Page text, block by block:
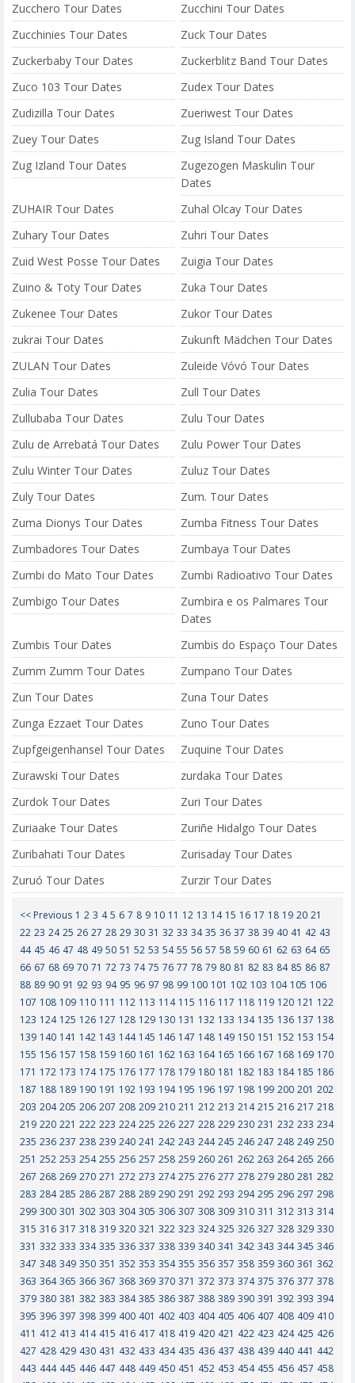
Zucchero Tour Dates
Zucchini Tour Dates
Zucchinies Tour Dates
Zuck Tour Dates
Zuckerbaby Tour Dates
Zuckerblitz Band Tour Dates
Zuco 103 Tour Dates
Zudex Tour Dates
Zudizilla Tour Dates
Zueriwest Tour Dates
Zuey Tour Dates
Zug Island Tour Dates
Zug Izland Tour Dates
Zugezogen Maskulin Tour
Dates
ZUHAIR Tour Dates
Zuhal Olcay Tour Dates
Zuhary Tour Dates
Zuhri Tour Dates
Zuid West Posse Tour Dates
Zuigia Tour Dates
Zuino & Toty Tour Dates
Zuka Tour Dates
Zukenee Tour Dates
Zukor Tour Dates
zukrai Tour Dates
Zukunft Mädchen Tour Dates
ZULAN Tour Dates
Zuleide Vóvó Tour Dates
Zulia Tour Dates
Zull Tour Dates
Zullubaba Tour Dates
Zulu Tour Dates
Zulu de Arrebatá Tour Dates
Zulu Power Tour Dates
Zulu Winter Tour Dates
Zuluz Tour Dates
Zuly Tour Dates
Zum. Tour Dates
Zuma Dionys Tour Dates
Zumba Fitness Tour Dates
Zumbadores Tour Dates
Zumbaya Tour Dates
Zumbi do Mato Tour Dates
Zumbi Radioativo Tour Dates
Zumbigo Tour Dates
Zumbira e os Palmares Tour
Dates
Zumbis Tour Dates
Zumbis do Espaço Tour Dates
Zumm Zumm Tour Dates
Zumpano Tour Dates
Zun Tour Dates
Zuna Tour Dates
Zunga Ezzaet Tour Dates
Zuno Tour Dates
Zupfgeigenhansel Tour Dates
Zuquine Tour Dates
Zurawski Tour Dates
zurdaka Tour Dates
Zurdok Tour Dates
Zuri Tour Dates
Zuriaake Tour Dates
Zuriñe Hidalgo Tour Dates
Zuribahati Tour Dates
Zurisaday Tour Dates
Zuruó Tour Dates
Zurzir Tour Dates
<< Previous 1 2 3 4 5 6 7 8 9 10 11 12 13 14 15 16 17 18 19 20 21
22 23 24 25 26 27 28 29 30 31 32 33 34 35 36 37 38 39 40 41 42 43
44 45 46 47 48 49 50 51 52 53 54 55 56 57 58 59 60 61 62 63 64 65
66 67 68 69 70 71 72 73 74 75 76 77 78 79 80 81 82 83 84 85 86 87
88 89 90 91 92 93 94 95 96 97 98 99 100 101 102 103 104 105 106
107 108 109 110 111 112 113 114 115 116 117 118 119 120 121 122
123 124 125 126 127 128 129 130 131 132 133 134 135 136 137 138
139 140 141 142 143 144 145 146 147 148 149 150 151 152 153 154
155 156 157 158 159 160 161 162 163 164 165 166 167 168 169 170
171 172 173 174 175 176 177 178 179 180 181 182 183 184 185 186
187 188 189 190 191 192 193 194 195 196 197 198 199 200 201 202
203 204 205 206 207 208 209 210 211 212 213 214 215 216 217 218
219 220 221 222 223 224 225 226 227 228 229 230 231 232 233 234
235 236 237 238 239 240 241 242 243 244 245 246 247 248 249 250
251 252 253 254 255 256 257 258 259 260 261 262 263 264 265 266
267 268 269 270 271 272 273 274 275 276 277 278 279 280 281 282
283 284 285 286 287 288 289 290 291 292 293 294 295 296 297 298
299 300 301 302 303 304 305 306 307 308 309 310 311 312 313 314
315 316 317 318 319 320 321 322 323 324 325 326 327 328 329 330
331 332 333 334 335 336 337 338 339 340 341 342 343 344 345 346
347 348 349 350 351 352 353 354 355 356 357 358 359 360 361 362
363 364 365 366 367 368 369 370 371 372 373 374 375 376 377 378
379 380 381 382 383 384 385 386 387 388 389 390 391 392 393 394
395 396 397 398 399 400 401 402 403 404 405 406 407 408 409 410
411 412 413 414 415 416 417 418 419 420 421 422 423 424 425 426
427 428 429 430 431 432 433 434 435 436 437 438 439 440 441 442
443 444 445 446 447 448 449 450 451 452 453 454 455 456 457 458